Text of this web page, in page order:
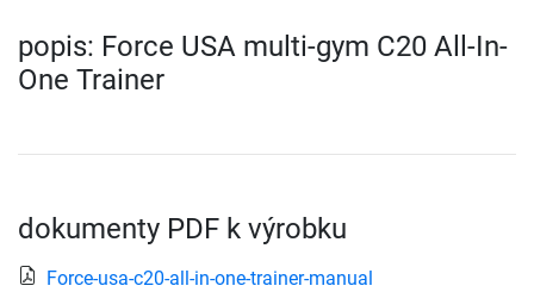
popis: Force USA multi-gym C20 All-In-
One Trainer
dokumenty PDF k výrobku
Force-usa-c20-all-in-one-trainer-manual